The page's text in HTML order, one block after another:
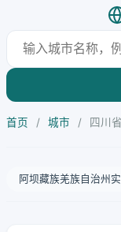
首页 / 城市 / 四川省
阿坝藏族羌族自治州